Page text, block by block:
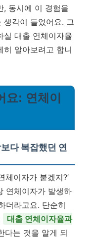
, 동시에 이 경험을
생각이 들었어요. 그
실 대출 연체이자율
히 알아보려고 합니
요: 연체이
다 복잡했던 연
체이자가 붙겠지?’
연체이자가 발생하
더라고요. 단순히
대출 연체이자율과
다는 것을 알게 되